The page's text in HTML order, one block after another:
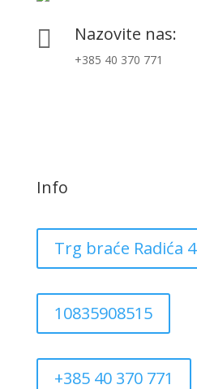
 Nazovite nas:
+385 40 370 771
Info
Trg braće Radića 4
10835908515
+385 40 370 771